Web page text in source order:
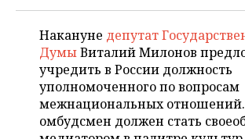
КОМУ ПРИНАДЛЕЖАТ
ТОРГОВЫЕ ЦЕНТРЫ
ТАТАРСТАНА
БЮДЖЕТ
ИНВЕСТИЦИИ
МАШИНОСТРОЕНИЕ
НЕФТЕХИМИЯ
НЕФТЬ
АВТО
НОВОСТИ АВТО
БИЗНЕС
НОВОСТИ БИЗНЕСА
РОЗНИЧНАЯ ТОРГОВЛЯ
ТЕХНОЛОГИИ
НОВОСТИ ТЕХНОЛОГИЙ
МЕРОПРИЯТИЯ
Накануне депутат
ДумыВиталий Милонов
учредить в России должность
уполномоченного по вопросам
межнациональных
омбудсмен должен стать